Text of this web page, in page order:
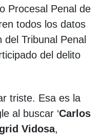
Procesal Penal de
todos los datos
Tribunal Penal
del delito
triste. Esa es la
al buscar ‘Carlos
Vidosa,